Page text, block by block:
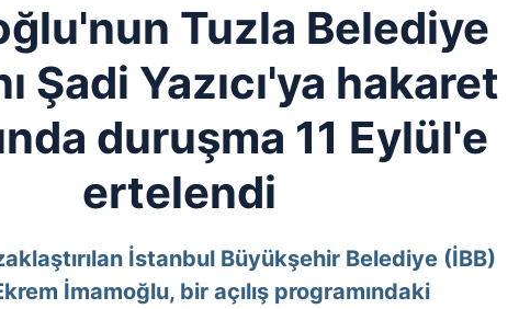
Tuzla Belediye
Şadi Yazıcı'ya hakaret
duruşma 11 Eylül'e
ertelendi
İstanbul Büyükşehir Belediye (İBB)
İmamoğlu, bir açılış programındaki